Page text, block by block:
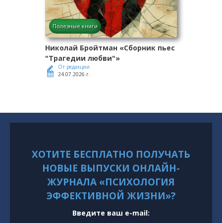
Полезные книги
Николай Бройтман «Сборник пьес
"Трагедии любви"»
От редакции
24.07.2026 г.
ХОТИТЕ БЕСПЛАТНО ПОЛУЧАТЬ
НОВЫЕ ВЫПУСКИ ОНЛАЙН-
ЖУРНАЛА «ПСИХОЛОГИЯ
ЭФФЕКТИВНОЙ ЖИЗНИ»?
Введите ваш e-mail: